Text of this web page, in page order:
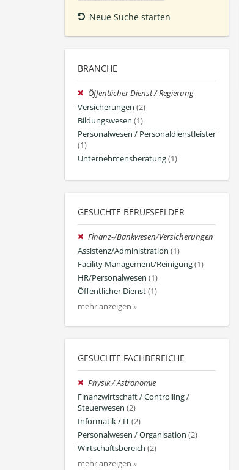
Neue Suche starten
BRANCHE
Öffentlicher Dienst / Regierung
Versicherungen (2)
Bildungswesen (1)
Personalwesen / Personaldienstleister
(1)
Unternehmensberatung(1)
GESUCHTE BERUFSFELDER
Finanz-/Bankwesen/Versicherungen
Assistenz/Administration (1)
Facility Management/Reinigung(1)
HR/Personalwesen (1)
Öffentlicher Dienst(1)
mehr anzeigen »
GESUCHTE FACHBEREICHE
Physik / Astronomie
Finanzwirtschaft / Controlling /
Steuerwesen (2)
Informatik / IT(2)
Personalwesen / Organisation (2)
Wirtschaftsbereich (2)
mehr anzeigen »